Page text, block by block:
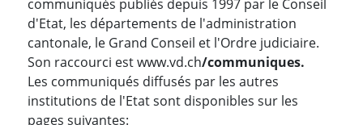
communiqués publiés depuis 1997 par le Conseil
d'Etat, les départements de l'administration
cantonale, le Grand Conseil et l'Ordre judiciaire.
Son raccourci est www.vd.ch/communiques.
Les communiqués diffusés par les autres
institutions de l'Etat sont disponibles sur les
pages suivantes: